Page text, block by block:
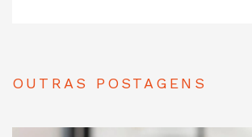
OUTRAS POSTAGENS